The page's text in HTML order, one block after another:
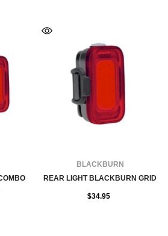
FOURNISSEUR:BLACKBURN
REAR LIGHT BLACKBURN GRID
$34.95